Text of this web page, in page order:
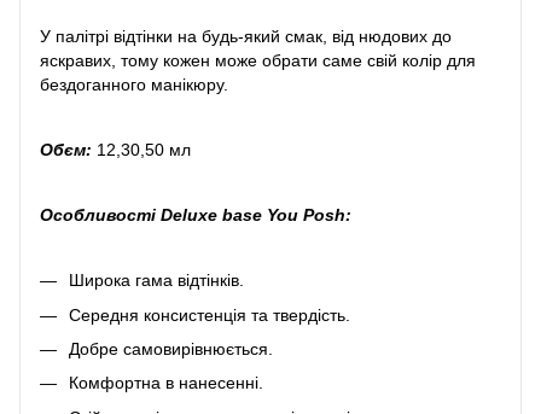
У палітрі відтінки на будь-який смак, від нюдових до
яскравих, тому кожен може обрати саме свій колір для
бездоганного манікюру.
Обєм: 12,30,50 мл
Особливості Deluxe base You Posh:
Широка гама відтінків.
Середня консистенція та твердість.
Добре самовирівнюється.
Комфортна в нанесенні.